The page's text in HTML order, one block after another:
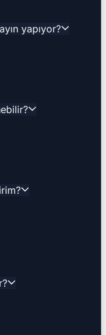
yapıyor?